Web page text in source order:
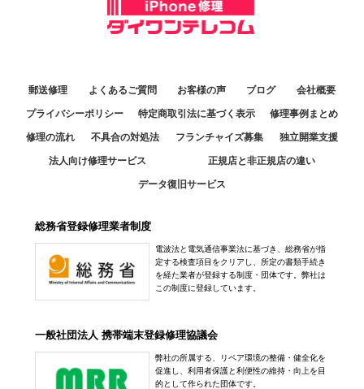
郵送修理 よくあるご質問 お客様の声 ブログ 会社概要
プライバシーポリシー 特定商取引法に基づく表示 修理事例まとめ
修理の流れ 不具合の対処法 フランチャイズ募集 独立開業支援
法人向け修理サービス 正規店と非正規店の違い
データ復旧サービス
総務省登録修理業者制度
電波法と電気通信事業法に基づき、総務省が指
定する検査項目をクリアし、所定の書類手続き
を経た業者が登録する制度・団体です。弊社は
この制度に登録しています。
一般社団法人 携帯端末登録修理協議会
弊社の所属する、リペア環境の整備・健全化を
促進し、利用者保護と利便性の維持・向上を目
的として作られた団体です。